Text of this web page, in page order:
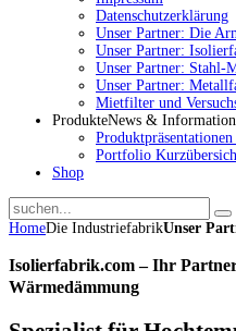
Datenschutzerklärung
Unser Partner: Die
Unser Partner:
Unser Partner: Stahl-
Unser Partner:
Mietfilter und
ProdukteNews &
Portfolio
Shop
HomeDie IndustriefabrikUnser
Isolierfabrik.com – Ihr
Wärmedämmung